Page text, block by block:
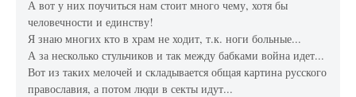
А вот у них поучиться нам стоит много чему, хотя бы
человечности и единству!
Я знаю многих кто в храм не ходит, т.к. ноги больные...
А за несколько стульчиков и так между бабками война идет...
Вот из таких мелочей и складывается общая картина русского
православия, а потом люди в секты идут...